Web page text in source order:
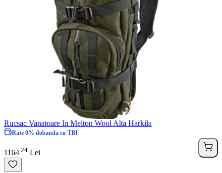
Rucsac Vanatoare In Melton Wool Alta Harkila
Rate 0% dobanda cu TBI
1164 24 Lei